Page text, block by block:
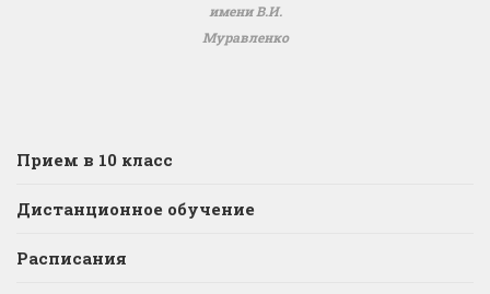
имени В.И.
Муравленко
Прием в 10 класс
Дистанционное обучение
Расписания